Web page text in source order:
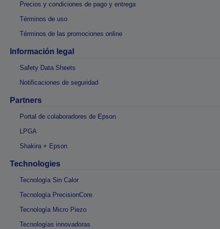
Precios y condiciones de pago y entrega
Términos de uso
Términos de las promociones online
Información legal
Safety Data Sheets
Notificaciones de seguridad
Partners
Portal de colaboradores de Epson
LPGA
Shakira + Epson
Technologies
Tecnología Sin Calor
Tecnología PrecisionCore
Tecnología Micro Piezo
Tecnologías innovadoras